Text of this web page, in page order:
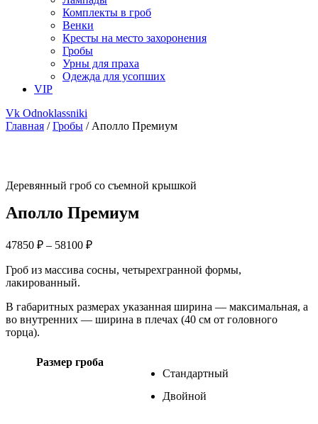
Комплекты в гроб
Венки
Кресты на место захоронения
Гробы
Урны для праха
Одежда для усопших
VIP
Vk Odnoklassniki
Главная /Гробы / Аполло Премиум
Деревянный гроб со съемной крышкой
Аполло Премиум
47850 ₽ – 58100 ₽Диапазон
47850 ₽
Гроб из массива сосны, четырехгранной формы,
лакированный.
В габаритных размерах указанная ширина — максимальная, а
во внутренних — ширина в плечах (40 см от головного
торца).
Размер гроба
Стандартный
Двойной